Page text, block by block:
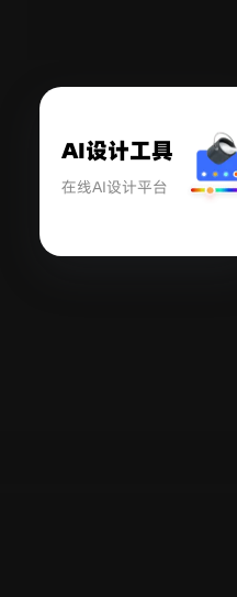
AI设计工具
在线AI设计平台